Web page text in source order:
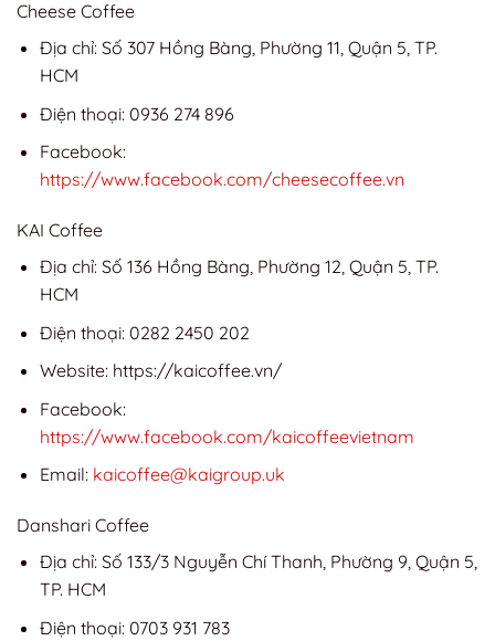
Cheese Coffee
Địa chỉ: Số 307 Hồng Bàng, Phường 11, Quận 5, TP.
HCM
Điện thoại: 0936 274 896
Facebook:
https://www.facebook.com/cheesecoffee.vn
KAI Coffee
Địa chỉ: Số 136 Hồng Bàng, Phường 12, Quận 5, TP.
HCM
Điện thoại: 0282 2450 202
Website: https://kaicoffee.vn/
Facebook:
https://www.facebook.com/kaicoffeevietnam
Email: kaicoffee@kaigroup.uk
Danshari Coffee
Địa chỉ: Số 133/3 Nguyễn Chí Thanh, Phường 9, Quận 5,
TP. HCM
Điện thoại: 0703 931 783